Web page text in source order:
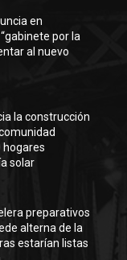
en
por la
al nuevo
la construcción
hogares
solar
preparativos
alterna de la
estarían listas